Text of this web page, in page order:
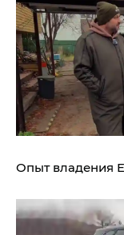
Опыт владения